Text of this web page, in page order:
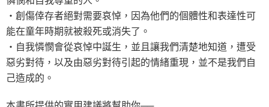
‧創傷倖存者絕對需要哀悼，因為他們的個體性和表達性可
能在童年時期就被殺死或消失了。
‧自我憐憫會從哀悼中誕生，並且讓我們清楚地知道，遭受
惡劣對待，以及由惡劣對待引起的情緒重現，並不是我們自
己造成的。